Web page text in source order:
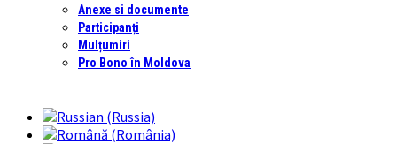
Anexe si documente
Participanți
Mulțumiri
Pro Bono în Moldova